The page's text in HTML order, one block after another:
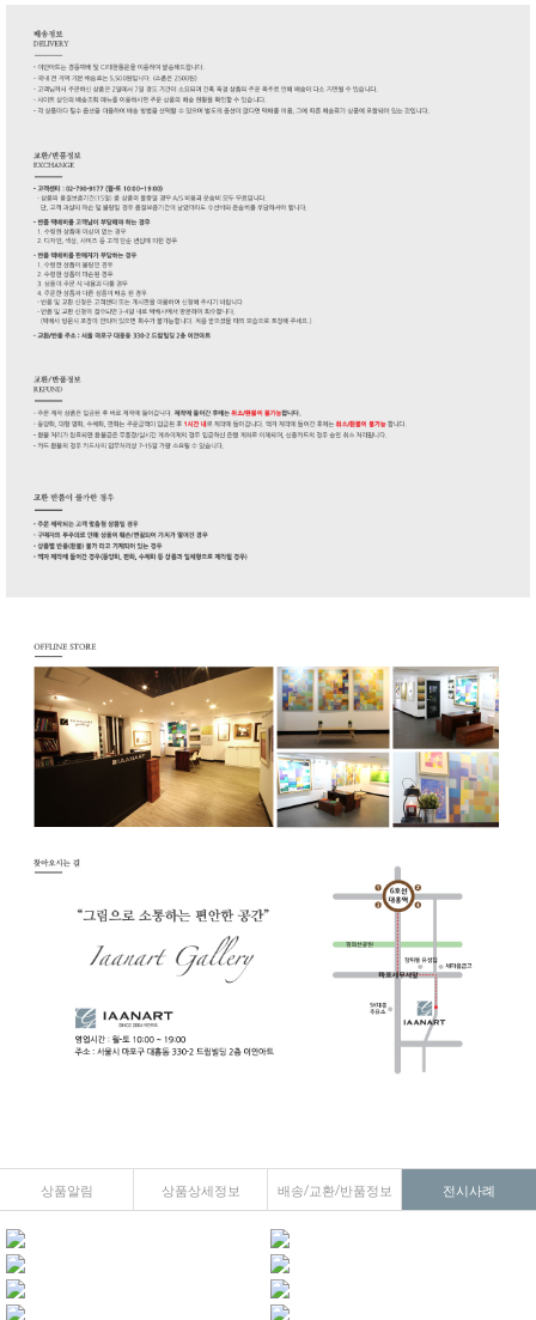
상품알림 상품상세정보 배송/교환/반품정보 전시사례